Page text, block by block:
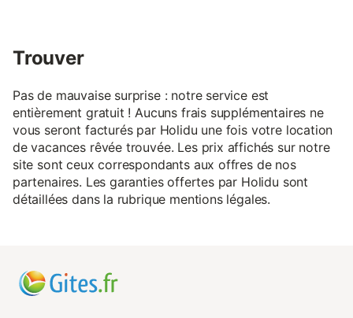
Trouver
Pas de mauvaise surprise : notre service est
entièrement gratuit ! Aucuns frais supplémentaires ne
vous seront facturés par Holidu une fois votre location
de vacances rêvée trouvée. Les prix affichés sur notre
site sont ceux correspondants aux offres de nos
partenaires. Les garanties offertes par Holidu sont
détaillées dans la rubrique mentions légales.